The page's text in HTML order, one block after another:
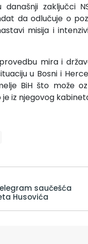
zaključci
da odlučuje o
misija i
mira i
u Bosni i
BiH što može
iz njegovog
saučešća
Husovića